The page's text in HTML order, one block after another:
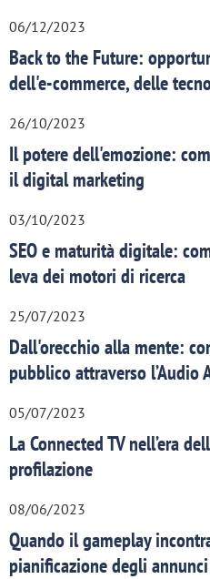
06/12/2023
Back to the Future:
dell'e-commerce, delle
26/10/2023
Il potere dell'emozione:
il digital marketing
03/10/2023
SEO e maturità digitale:
leva dei motori di ricerca
25/07/2023
Dall'orecchio alla mente:
pubblico attraverso l’Audio
05/07/2023
La Connected TV nell’era
profilazione
08/06/2023
Quando il gameplay
pianificazione degli